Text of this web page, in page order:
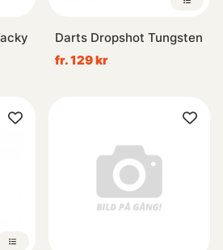
Darts Dropshot Tungsten
fr. 129 kr